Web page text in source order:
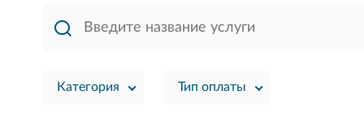
Категория Тип оплаты